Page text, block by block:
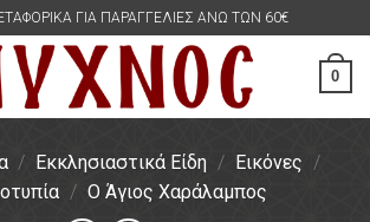
ΓΙΑ ΠΑΡΑΓΓΕΛΙΕΣ ΑΝΩ ΤΩΝ 60€
0
/ Εκκλησιαστικά Είδη / Εικόνες /
/ Ο Άγιος Χαράλαμπος